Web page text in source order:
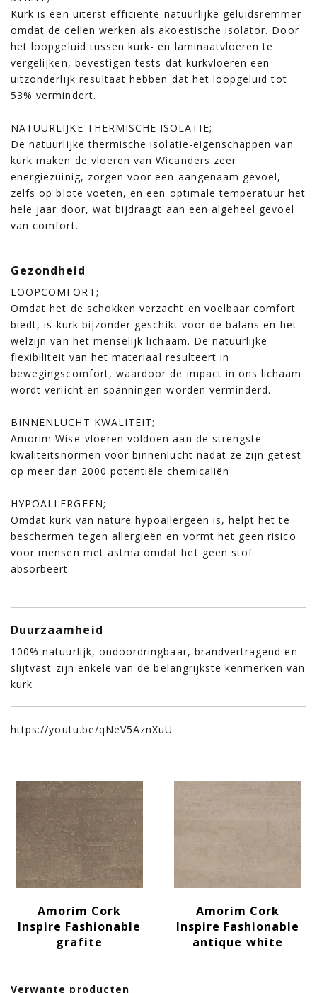
Kurk is een uiterst efficiënte natuurlijke geluidsremmer
omdat de cellen werken als akoestische isolator. Door
het loopgeluid tussen kurk- en laminaatvloeren te
vergelijken, bevestigen tests dat kurkvloeren een
uitzonderlijk resultaat hebben dat het loopgeluid tot
53% vermindert.
NATUURLIJKE THERMISCHE ISOLATIE;
De natuurlijke thermische isolatie-eigenschappen van
kurk maken de vloeren van Wicanders zeer
energiezuinig, zorgen voor een aangenaam gevoel,
zelfs op blote voeten, en een optimale temperatuur het
hele jaar door, wat bijdraagt ​​aan een algeheel gevoel
van comfort.
Gezondheid
LOOPCOMFORT;
Omdat het de schokken verzacht en voelbaar comfort
biedt, is kurk bijzonder geschikt voor de balans en het
welzijn van het menselijk lichaam. De natuurlijke
flexibiliteit van het materiaal resulteert in
bewegingscomfort, waardoor de impact in ons lichaam
wordt verlicht en spanningen worden verminderd.
BINNENLUCHT KWALITEIT;
Amorim Wise-vloeren voldoen aan de strengste
kwaliteitsnormen voor binnenlucht nadat ze zijn getest
op meer dan 2000 potentiële chemicaliën
HYPOALLERGEEN;
Omdat kurk van nature hypoallergeen is, helpt het te
beschermen tegen allergieën en vormt het geen risico
voor mensen met astma omdat het geen stof
absorbeert
Duurzaamheid
100% natuurlijk, ondoordringbaar, brandvertragend en
slijtvast zijn enkele van de belangrijkste kenmerken van
kurk
https://youtu.be/qNeV5AznXuU
Verwante producten
Amorim Cork
Inspire Fashionable
grafite
Amorim Cork
Inspire Fashionable
antique white